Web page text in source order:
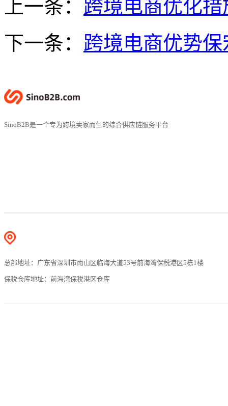
上一条： 跨境电商优化措
下一条： 跨境电商优势
SinoB2B是一个专为跨境卖家而生的综合供应链服务平台
总部地址：广东省深圳市南山区临海大道53号前海湾保税港区5栋1楼
保税仓库地址：前海湾保税港区仓库